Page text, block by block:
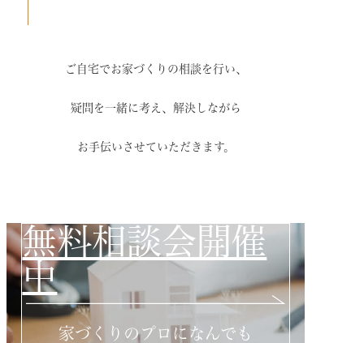
ご自宅でお家づくりの相談を行い、
疑問を一緒に考え、解決しながら
お手伝いさせていただきます。
無料相談会開催
中
家づくりのプロになんでも